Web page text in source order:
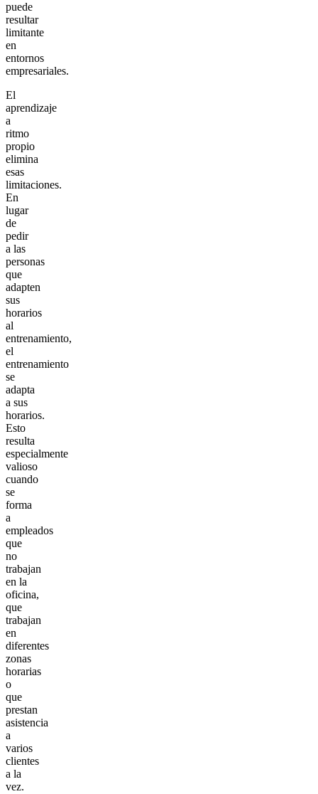
puede
resultar
limitante
en
entornos
empresariales.
El
aprendizaje
a
ritmo
propio
elimina
esas
limitaciones.
En
lugar
de
pedir
a las
personas
que
adapten
sus
horarios
al
entrenamiento,
el
entrenamiento
se
adapta
a sus
horarios.
Esto
resulta
especialmente
valioso
cuando
se
forma
a
empleados
que
no
trabajan
en la
oficina,
que
trabajan
en
diferentes
zonas
horarias
o
que
prestan
asistencia
a
varios
clientes
a la
vez.